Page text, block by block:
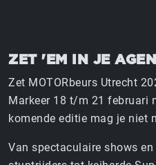
ZET 'EM IN JE
Zet MOTORbeurs Utrecht
Markeer 18 t/m 21 februari
komende editie mag je niet
Van spectaculaire shows